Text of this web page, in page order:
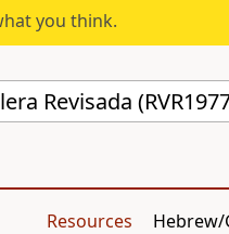
you think.
Revisada
Resources Hebrew/